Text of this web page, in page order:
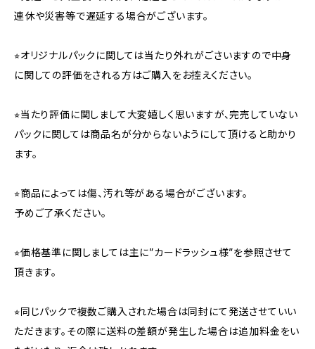
連休や災害等で遅延する場合がございます。
⭐︎オリジナルパックに関しては当たり外れがごさいますので中身
に関しての評価をされる方はご購入をお控えください。
⭐︎当たり評価に関しまして大変嬉しく思いますが、完売していない
パックに関しては商品名が分からないようにして頂けると助かり
ます。
⭐︎商品によっては傷、汚れ等がある場合がございます。
予めご了承ください。
⭐︎価格基準に関しましては主に”カードラッシュ様”を参照させて
頂きます。
⭐︎同じパックで複数ご購入された場合は同封にて発送させていい
ただきます。その際に送料の差額が発生した場合は追加料金をい